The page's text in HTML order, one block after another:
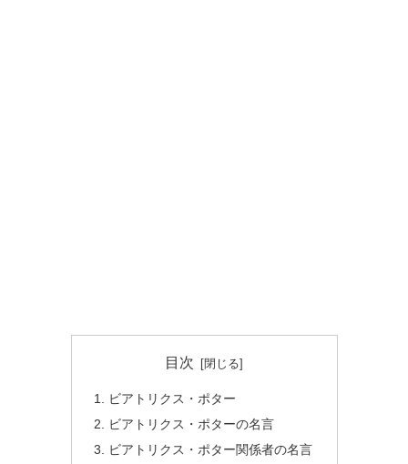
目次
ビアトリクス・ポター
ビアトリクス・ポターの名言
ビアトリクス・ポター関係者の名言